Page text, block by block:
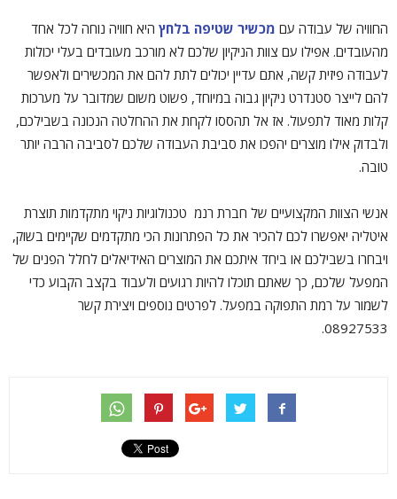
החוויה של עבודה עם מכשיר שטיפה בלחץ היא חוויה נוחה לכל אחד
מהעובדים. אפילו עם צוות הניקיון שלכם לא מורכב מעובדים בעלי יכולות
לעבודה פיזית קשה, אתם עדיין יכולים לתת להם את המכשירים ולאפשר
להם לייצר סטנדרט ניקיון גבוה במיוחד, פשוט משום שמדובר על מערכות
קלות מאוד לתפעול. אז אל תהססו לקחת את ההחלטה הנכונה בשבילכם,
ולבדוק אילו מוצרים יהפכו את סביבת העבודה שלכם לסביבה הרבה יותר
טובה.
אנשי הצוות המקצועיים של חברת רנמ טכנולוגיות ניקוי מתקדמות תוצרת
איטליה יאפשרו לכם להכיר את כל הפתרונות הכי מתקדמים שקיימים בשוק,
ויבחרו בשבילכם או ביחד איתכם את המוצרים האידיאלים לחלל הפנים של
המפעל שלכם, כך שאתם תוכלו להיות רגועים ולעבוד בקצב הקבוע כדי
לשמור על רמת התפוקה במפעל. לפרטים נוספים ויצירת קשר
08927533.